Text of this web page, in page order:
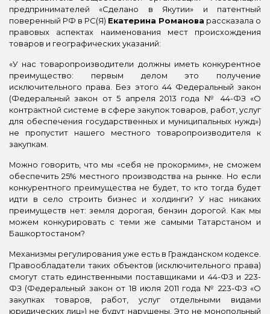
предпринимателей «Сделано в Якутии» и патентный
поверенный РФ в РС(Я) Екатерина Романова рассказала о
правовых аспектах наименования мест происхождения
товаров и географических указаний:
«У нас товаропроизводители должны иметь конкурентное
преимущество: первым делом это получение
исключительного права. Без этого 44 Федеральный закон
(Федеральный закон от 5 апреля 2013 года № 44-ФЗ «О
контрактной системе в сфере закупок товаров, работ, услуг
для обеспечения государственных и муниципальных нужд»)
не пропустит нашего местного товаропроизводителя к
закупкам.
Можно говорить, что мы «себя не прокормим», не сможем
обеспечить 25% местного производства на рынке. Но если
конкурентного преимущества не будет, то кто тогда будет
идти в село строить бизнес и холдинги? У нас никаких
преимуществ нет: земля дорогая, бензин дорогой. Как мы
можем конкурировать с теми же самыми Татарстаном и
Башкортостаном?
Механизмы регулирования уже есть в Гражданском кодексе.
Правообладатели таких объектов (исключительного права)
смогут стать единственными поставщиками и 44-ФЗ и 223-
ФЗ (Федеральный закон от 18 июля 2011 года № 223-ФЗ «О
закупках товаров, работ, услуг отдельными видами
юридических лиц») не будут нарушены. Это не монопольный